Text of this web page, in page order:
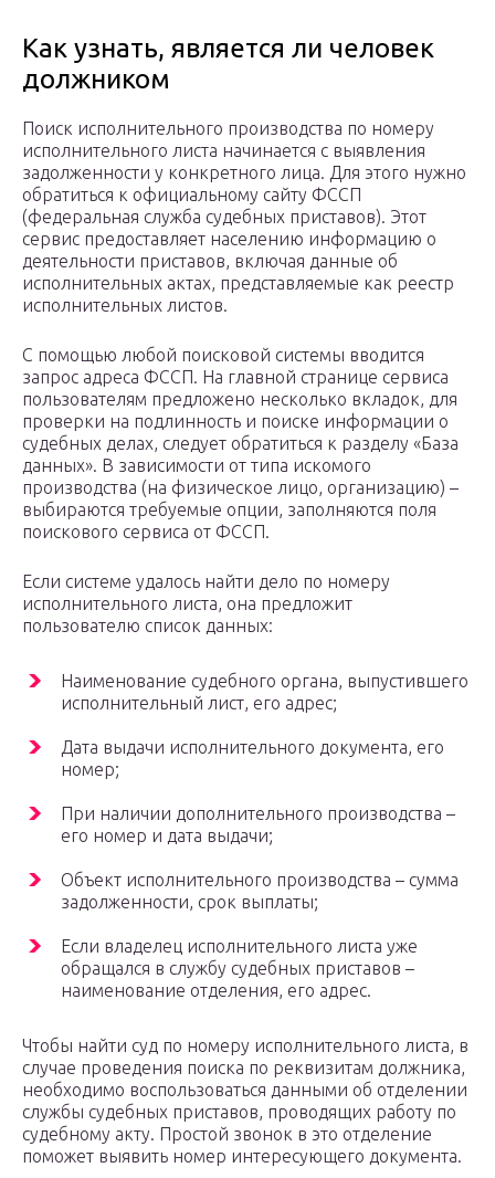
Как узнать, является ли человек
должником
Поиск исполнительного производства по номеру
исполнительного листа начинается с выявления
задолженности у конкретного лица. Для этого нужно
обратиться к официальному сайту ФССП
(федеральная служба судебных приставов). Этот
сервис предоставляет населению информацию о
деятельности приставов, включая данные об
исполнительных актах, представляемые как реестр
исполнительных листов.
С помощью любой поисковой системы вводится
запрос адреса ФССП. На главной странице сервиса
пользователям предложено несколько вкладок, для
проверки на подлинность и поиске информации о
судебных делах, следует обратиться к разделу «База
данных». В зависимости от типа искомого
производства (на физическое лицо, организацию) –
выбираются требуемые опции, заполняются поля
поискового сервиса от ФССП.
Если системе удалось найти дело по номеру
исполнительного листа, она предложит
пользователю список данных:
Наименование судебного органа, выпустившего
исполнительный лист, его адрес;
Дата выдачи исполнительного документа, его
номер;
При наличии дополнительного производства –
его номер и дата выдачи;
Объект исполнительного производства – сумма
задолженности, срок выплаты;
Если владелец исполнительного листа уже
обращался в службу судебных приставов –
наименование отделения, его адрес.
Чтобы найти суд по номеру исполнительного листа, в
случае проведения поиска по реквизитам должника,
необходимо воспользоваться данными об отделении
службы судебных приставов, проводящих работу по
судебному акту. Простой звонок в это отделение
поможет выявить номер интересующего документа.